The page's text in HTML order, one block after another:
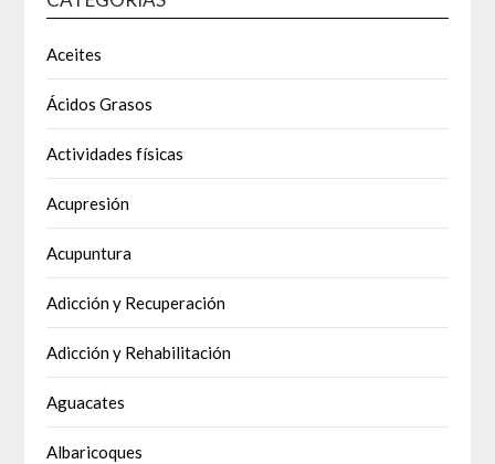
Aceites
Ácidos Grasos
Actividades físicas
Acupresión
Acupuntura
Adicción y Recuperación
Adicción y Rehabilitación
Aguacates
Albaricoques